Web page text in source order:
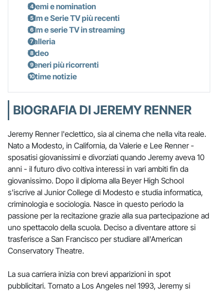
Premi e nomination
Film e Serie TV più recenti
Film e serie TV in streaming
Galleria
Video
Generi più ricorrenti
Ultime notizie
BIOGRAFIA DI JEREMY RENNER
Jeremy Renner l'eclettico, sia al cinema che nella vita reale.
Nato a Modesto, in California, da Valerie e Lee Renner -
sposatisi giovanissimi e divorziati quando Jeremy aveva 10
anni - il futuro divo coltiva interessi in vari ambiti fin da
giovanissimo. Dopo il diploma alla Beyer High School
s'iscrive al Junior College di Modesto e studia informatica,
criminologia e sociologia. Nasce in questo periodo la
passione per la recitazione grazie alla sua partecipazione ad
uno spettacolo della scuola. Deciso a diventare attore si
trasferisce a San Francisco per studiare all'American
Conservatory Theatre.
La sua carriera inizia con brevi apparizioni in spot
pubblicitari. Tornato a Los Angeles nel 1993, Jeremy si